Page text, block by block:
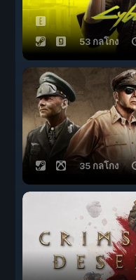
53 กลโกง
35 กลโกง